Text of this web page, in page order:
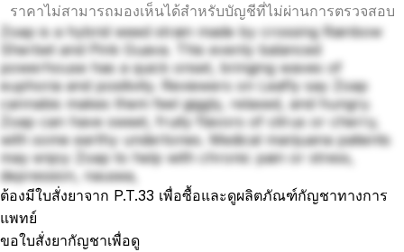
ราคาไม่สามารถมองเห็นได้สำหรับบัญชีที่ไม่ผ่านการตรวจสอบ
Zoap is a hybrid weed strain made by crossing Rainbow
Sherbet and Pink Guava. This evenly balanced
powerhouse has a quick onset, bringing waves of
euphoria and positivity. Reviewers on Leafly say Zoap
cannabis makes them feel giggly, relaxed, and hungry.
Zoap can have sweet, fruity flavors of citrus or cherry,
with some earthy undertones. Medical marijuana patients
may enjoy Zoap to help with chronic pain or stress,
depression, nausea,
ต้องมีใบสั่งยาจาก P.T.33 เพื่อซื้อและดูผลิตภัณฑ์กัญชาทางการ
แพทย์
ขอใบสั่งยากัญชาเพื่อดู